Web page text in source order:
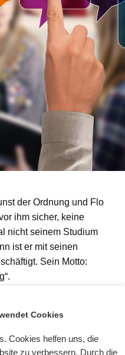
der Ordnung und Flo
ihm sicher, keine
nicht seinem Studium
ist er mit seinen
Sein Motto:
.
Max Meier
Cookies
Cookies helfen uns, die
zu verbessern. Durch die